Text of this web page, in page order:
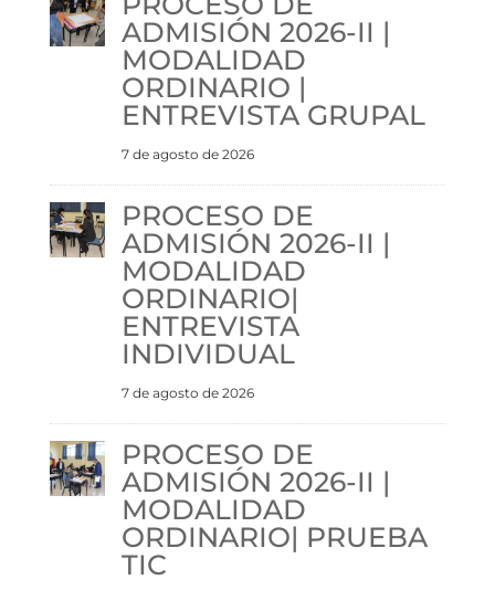
ADMISIÓN 2026-II |
MODALIDAD
ORDINARIO |
ENTREVISTA GRUPAL
7 de agosto de 2026
PROCESO DE
ADMISIÓN 2026-II |
MODALIDAD
ORDINARIO|
ENTREVISTA
INDIVIDUAL
7 de agosto de 2026
PROCESO DE
ADMISIÓN 2026-II |
MODALIDAD
ORDINARIO| PRUEBA
TIC